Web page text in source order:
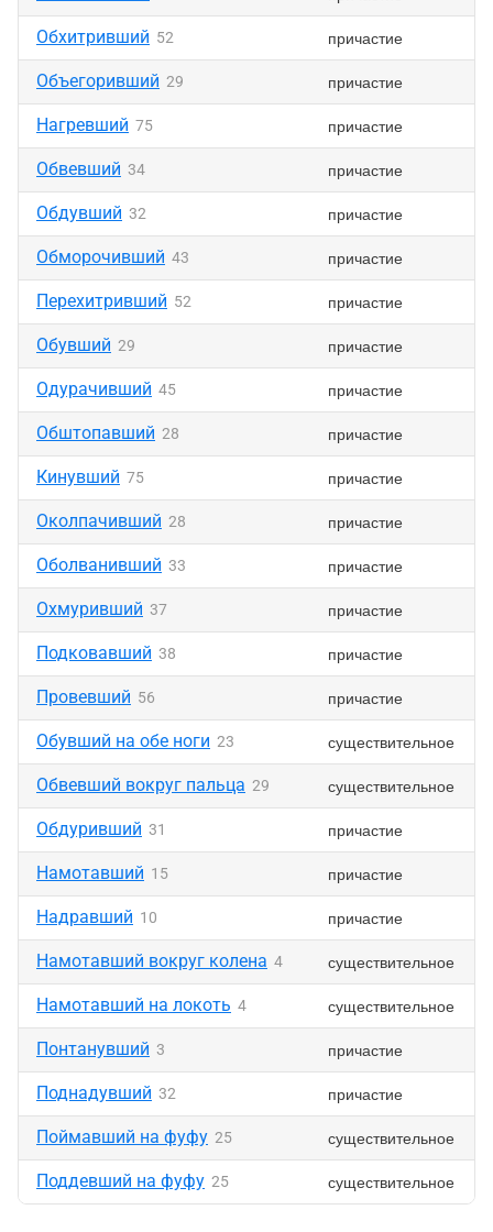
Обхитривший 52 причастие
Объегоривший 29 причастие
Нагревший 75 причастие
Обвевший 34 причастие
Обдувший 32 причастие
Обморочивший 43 причастие
Перехитривший 52 причастие
Обувший 29 причастие
Одурачивший 45 причастие
Обштопавший 28 причастие
Кинувший 75 причастие
Околпачивший 28 причастие
Оболванивший 33 причастие
Охмуривший 37 причастие
Подковавший 38 причастие
Провевший 56 причастие
Обувший на обе ноги 23 существительное
Обвевший вокруг пальца 29 существительное
Обдуривший 31 причастие
Намотавший 15 причастие
Надравший 10 причастие
Намотавший вокруг колена 4 существительное
Намотавший на локоть 4 существительное
Понтанувший 3 причастие
Поднадувший 32 причастие
Поймавший на фуфу 25 существительное
Поддевший на фуфу 25 существительное